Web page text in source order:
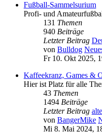
Fußball-Sammelsurium
Profi- und
131 Themen
940 Beiträge
Letzter Beitrag
von Bulldog
Fr 10. Okt 2025,
Kaffeekranz, Games &
Hier ist Platz für alle
43 Themen
1494 Beiträge
Letzter Beitrag
von BangerMike
Mi 8. Mai 2024,